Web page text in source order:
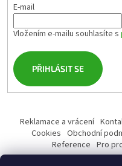
E-mail
Vložením e-mailu souhlasíte s
PŘIHLÁSIT SE
Reklamace a vrácení
Cookies Obchodní
Reference Pro